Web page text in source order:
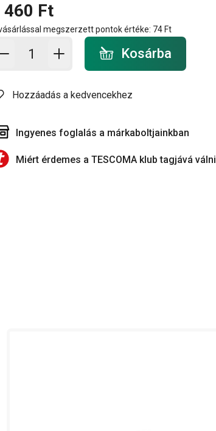
460 Ft
megszerzett pontok értéke: 74 Ft
Kosárba - mennyiség
Kosárba
Hozzáadás a kedvencekhez
Ingyenes foglalás a márkaboltjainkban
Miért érdemes a TESCOMA klub tagjává válni